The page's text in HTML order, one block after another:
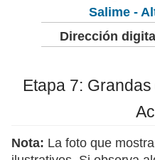
Salime -
Dirección
Etapa 7:
Nota: La foto que